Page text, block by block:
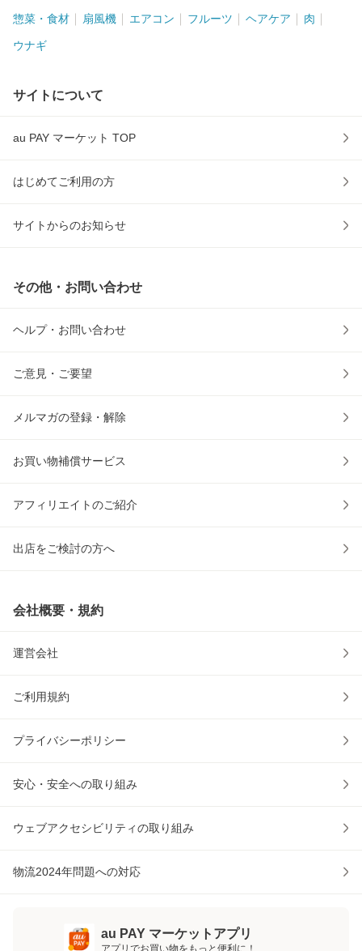
惣菜・食材 扇風機 エアコン フルーツ ヘアケア 肉
ウナギ
サイトについて
au PAY マーケット TOP
はじめてご利用の方
サイトからのお知らせ
その他・お問い合わせ
ヘルプ・お問い合わせ
ご意見・ご要望
メルマガの登録・解除
お買い物補償サービス
アフィリエイトのご紹介
出店をご検討の方へ
会社概要・規約
運営会社
ご利用規約
プライバシーポリシー
安心・安全への取り組み
ウェブアクセシビリティの取り組み
物流2024年問題への対応
au PAY マーケットアプリ
アプリでお買い物をもっと便利に！